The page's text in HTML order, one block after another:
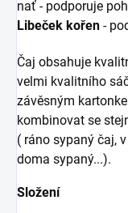
nať - podporuje
Libeček kořen -
Čaj obsahuje
velmi kvalitního
závěsným
kombinovat se
( ráno sypaný čaj,
doma sypaný...).
Složení